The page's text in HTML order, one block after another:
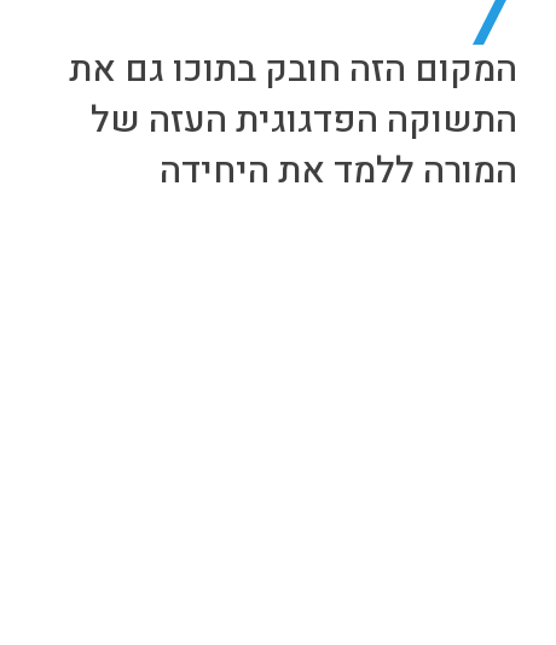
המקום הזה חובק בתוכו גם את
התשוקה הפדגוגית העזה של
המורה ללמד את היחידה